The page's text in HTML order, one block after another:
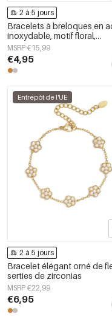
2 à 5 jours
Bracelets à breloques en
inoxydable, motif floral,
collection Daily Simple,
pour femmes
MSRP €15,99
€4,95
Entrepôt de l'UE
2 à 5 jours
Bracelet élégant orné de
serties de zirconias
MSRP €22,99
€6,95